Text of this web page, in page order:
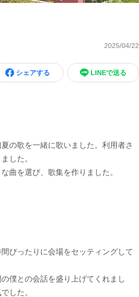
2025/04/22
シェアする LINEで送る
の歌を一緒に歌いました。利用者さ
した。
曲を選び、歌集を作りました。
ぴったりに会場をセッティングして
僕との会話を盛り上げてくれまし
した。